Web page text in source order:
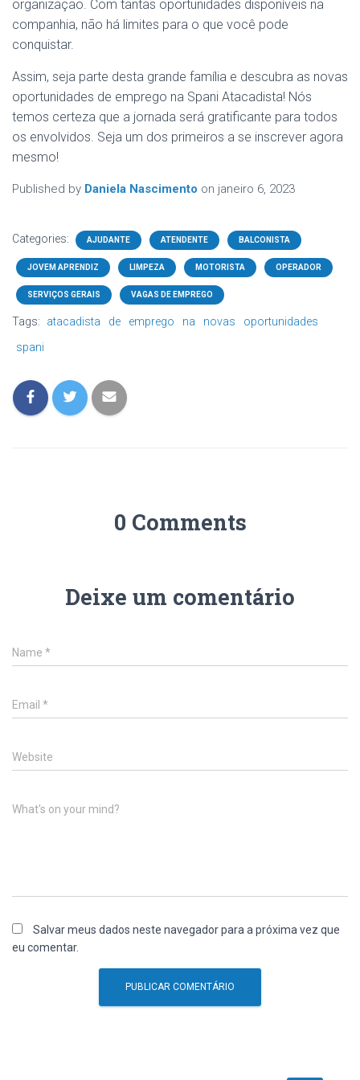
organização. Com tantas oportunidades disponíveis na
companhia, não há limites para o que você pode
conquistar.
Assim, seja parte desta grande família e descubra as novas
oportunidades de emprego na Spani Atacadista! Nós
temos certeza que a jornada será gratificante para todos
os envolvidos. Seja um dos primeiros a se inscrever agora
mesmo!
Published by Daniela Nascimento on janeiro 6, 2023
Categories: AJUDANTE ATENDENTE BALCONISTA
JOVEM APRENDIZ LIMPEZA MOTORISTA OPERADOR
SERVIÇOS GERAIS VAGAS DE EMPREGO
Tags: atacadista de emprego na novas
oportunidades
spani
0 Comments
Deixe um comentário
Name *
Email *
Website
What's on your mind?
Salvar meus dados neste navegador para a próxima vez que
eu comentar.